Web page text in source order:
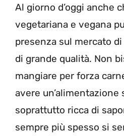
Al giorno d’oggi anche
vegetariana e vegana
presenza sul mercato
di grande qualità. Non
mangiare per forza
avere un’alimentazione
soprattutto ricca di
sempre più spesso si